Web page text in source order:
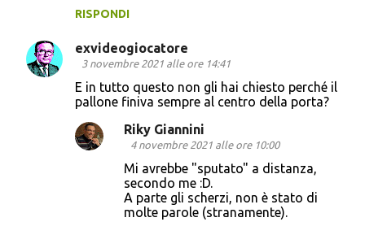
RISPONDI
exvideogiocatore
3 novembre 2021 alle ore 14:41
E in tutto questo non gli hai chiesto perché il
pallone finiva sempre al centro della porta?
Riky Giannini
4 novembre 2021 alle ore 10:00
Mi avrebbe "sputato" a distanza,
secondo me :D.
A parte gli scherzi, non è stato di
molte parole (stranamente).